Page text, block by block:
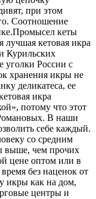
при этом
Соотношение
Промысел кеты
лучшая кетовая икра
Курильских
уголки России с
хранения икры не
деликатеса, ее
икра
потому что этот
В наши
себе каждый.
со средним
выше, чем прочих
цене оптом или в
без наценок от
икры как на дом,
центры и